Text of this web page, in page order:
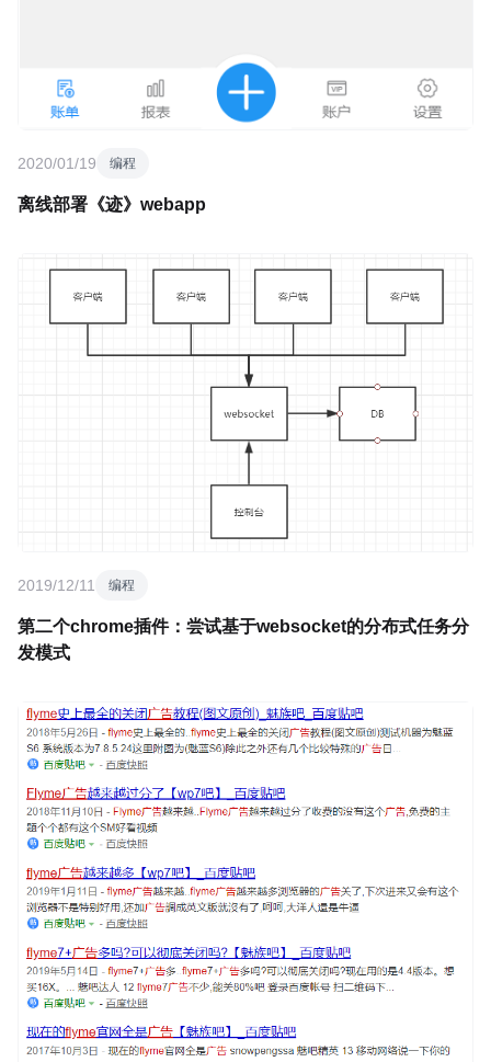
2020/01/19 编程
离线部署《迹》webapp
2019/12/11 编程
第二个chrome插件：尝试基于websocket的分布式任务分
发模式